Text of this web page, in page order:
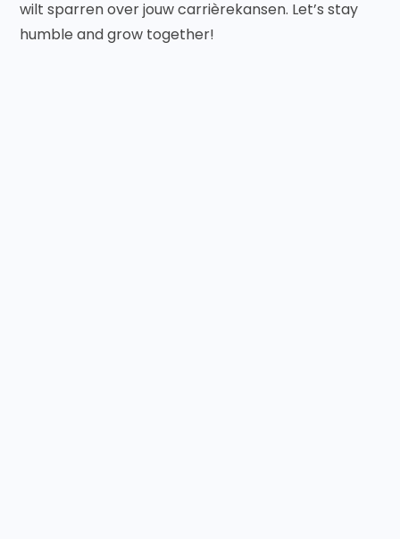
wilt sparren over jouw carrièrekansen. Let’s stay
humble and grow together!